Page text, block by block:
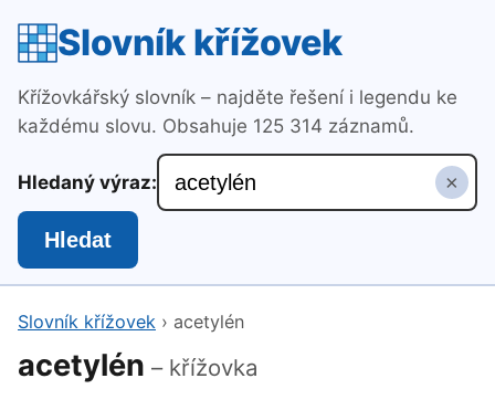
Slovník křížovek
Křížovkářský slovník – najděte řešení i legendu ke
každému slovu. Obsahuje 125 314 záznamů.
Hledaný výraz: ×
Hledat
Slovník křížovek › acetylén
acetylén – křížovka